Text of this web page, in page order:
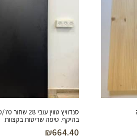
בהיקף. טיפה שריטות בקצוות
₪664.40